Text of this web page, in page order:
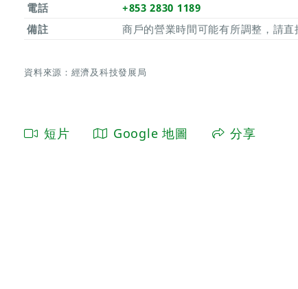
電話
+853 2830 1189
備註
商戶的營業時間可能有所調整，請直
資料來源：經濟及科技發展局
短片 Google 地圖 分享